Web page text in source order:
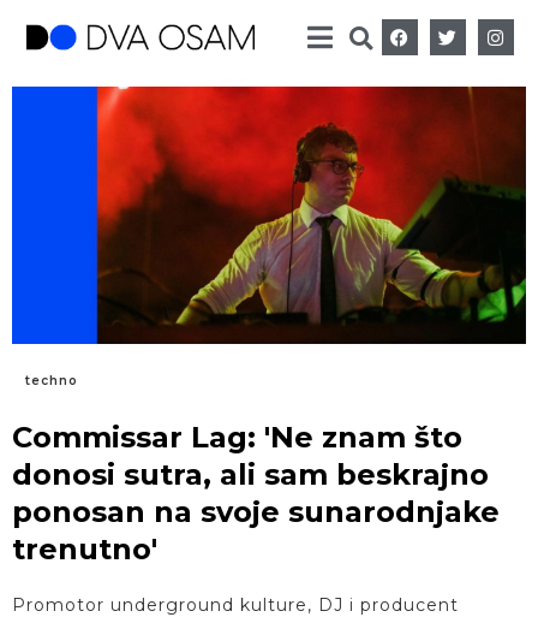
techno
Commissar Lag: 'Ne znam što
donosi sutra, ali sam beskrajno
ponosan na svoje sunarodnjake
trenutno'
Promotor underground kulture, DJ i producent